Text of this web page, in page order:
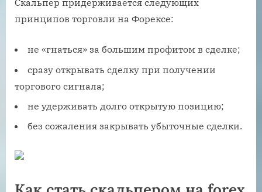
Скальпер придерживается следующих
принципов торговли на Форексе:
не «гнаться» за большим профитом в сделке;
сразу открывать сделку при получении
торгового сигнала;
не удерживать долго открытую позицию;
без сожаления закрывать убыточные сделки.